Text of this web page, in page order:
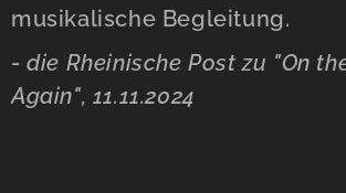
musikalische Begleitung.
-die Rheinische Post zu "On
Again", 11.11.2024